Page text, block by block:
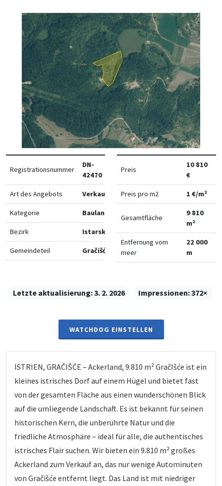
Registrationsnummer
DN-
42470
Art des Angebots Verkauf
Kategorie Bauland
Bezirk Istarska
Gemeindeteil Gračišće
Preis
10 810
€
Preis pro m2 1 €/m²
Gesamtfläche
9 810
m²
Entfernung vom
meer
22 000
m
Letzte aktualisierung:3. 2. 2026 Impressionen:372×
WATCHDOG EINSTELLEN
ISTRIEN, GRAČIŠĆE – Ackerland, 9.810 m² GračIšće ist ein
kleines istrisches Dorf auf einem Hügel und bietet fast
von der gesamten Fläche aus einen wunderschönen Blick
auf die umliegende Landschaft. Es ist bekannt für seinen
historischen Kern, die unberührte Natur und die
friedliche Atmosphäre – ideal für alle, die authentisches
istrisches Flair suchen. Wir bieten ein 9.810 m² großes
Ackerland zum Verkauf an, das nur wenige Autominuten
von Gračišće entfernt liegt. Das Land ist mit niedriger